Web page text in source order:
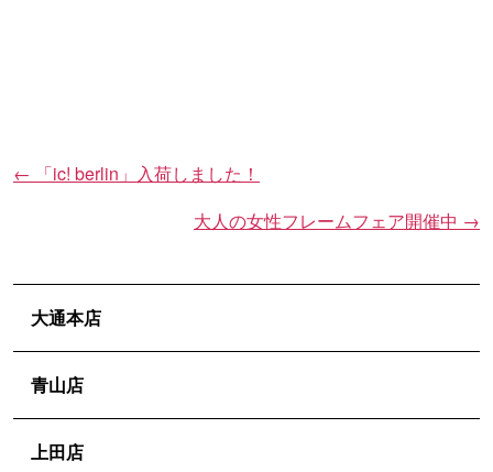
投
ン
← 「ic! berlin」入荷しました！
大人の女性フレームフェア開催中 →
大通本店
青山店
上田店